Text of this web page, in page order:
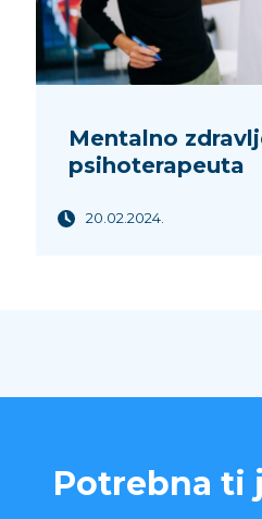
Mentalno
psihoterapeuta
20.02.2024.
Potrebna ti